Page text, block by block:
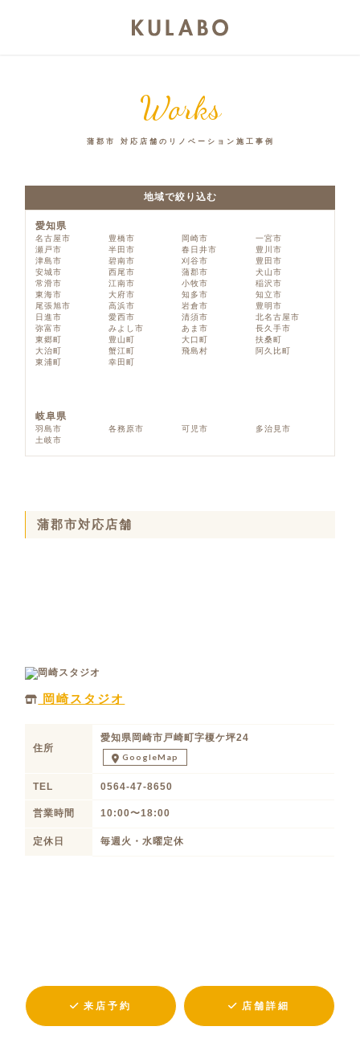
Works
蒲郡市 対応店舗のリノベーション施工事例
地域で絞り込む
愛知県
名古屋市 豊橋市 岡崎市
一宮市
瀬戸市
半田市 春日井市
豊川市
津島市
碧南市 刈谷市
豊田市
安城市
西尾市 蒲郡市
犬山市
常滑市
江南市 小牧市
稲沢市
東海市
大府市 知多市
知立市
尾張旭市
高浜市 岩倉市
豊明市
日進市
愛西市 清須市
北名古屋市
弥富市
みよし市 あま市
長久手市
東郷町
豊山町 大口町
扶桑町
大治町
蟹江町 飛島村
阿久比町
東浦町
幸田町
岐阜県
羽島市 各務原市 可児市
多治見市
土岐市
蒲郡市対応店舗
岡崎スタジオ
住所
愛知県岡崎市戸崎町字榎ケ坪24
GoogleMap
TEL 0564-47-8650
営業時間 10:00〜18:00
定休日 毎週火・水曜定休
来店予約 店舗詳細